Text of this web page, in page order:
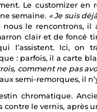
Le customizer
semaine. « Je suis
nous le rencontrons, il
clair et de foncé
l’assistent. Ici, on
: parfois, il a carte
comment ne pas
semi-remorques, il
chromatique.
contre le vernis, après